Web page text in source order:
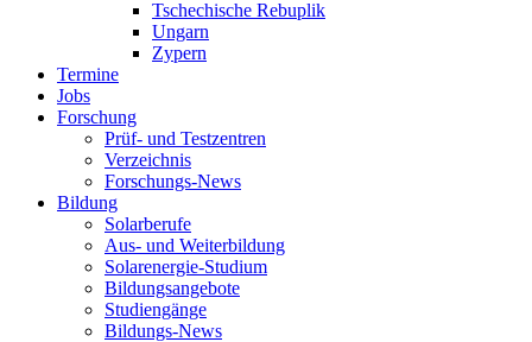
Tschechische Rebuplik
Ungarn
Zypern
Termine
Jobs
Forschung
Prüf- und Testzentren
Verzeichnis
Forschungs-News
Bildung
Solarberufe
Aus- und Weiterbildung
Solarenergie-Studium
Bildungsangebote
Studiengänge
Bildungs-News